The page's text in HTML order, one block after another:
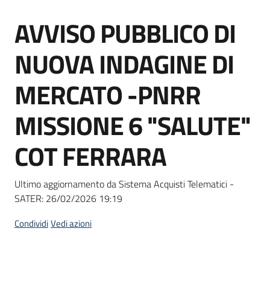
Bandi
e
di
Supporto
telematiche
Salta al contenuto
AVVISO PUBBLICO DI
NUOVA INDAGINE DI
MERCATO -PNRR
MISSIONE 6 "SALUTE"
COT FERRARA
Ultimo aggiornamento da Sistema Acquisti Telematici -
SATER: 26/02/2026 19:19
CondividiVedi azioni